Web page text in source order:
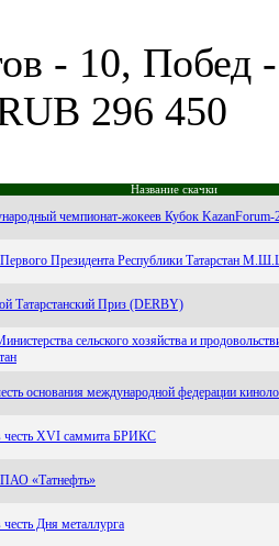
- 10,
296 450
Название скачки
чемпионат-жокеев Кубок KazanForum-
Президента Республики Татарстан
Татарстанский Приз (DERBY)
сельского хозяйства и
основания международной федерации
честь XVI саммита БРИКС
«Татнефть»
Дня металлурга